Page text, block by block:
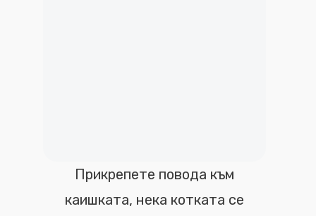
Прикрепете повода към
каишката, нека котката се